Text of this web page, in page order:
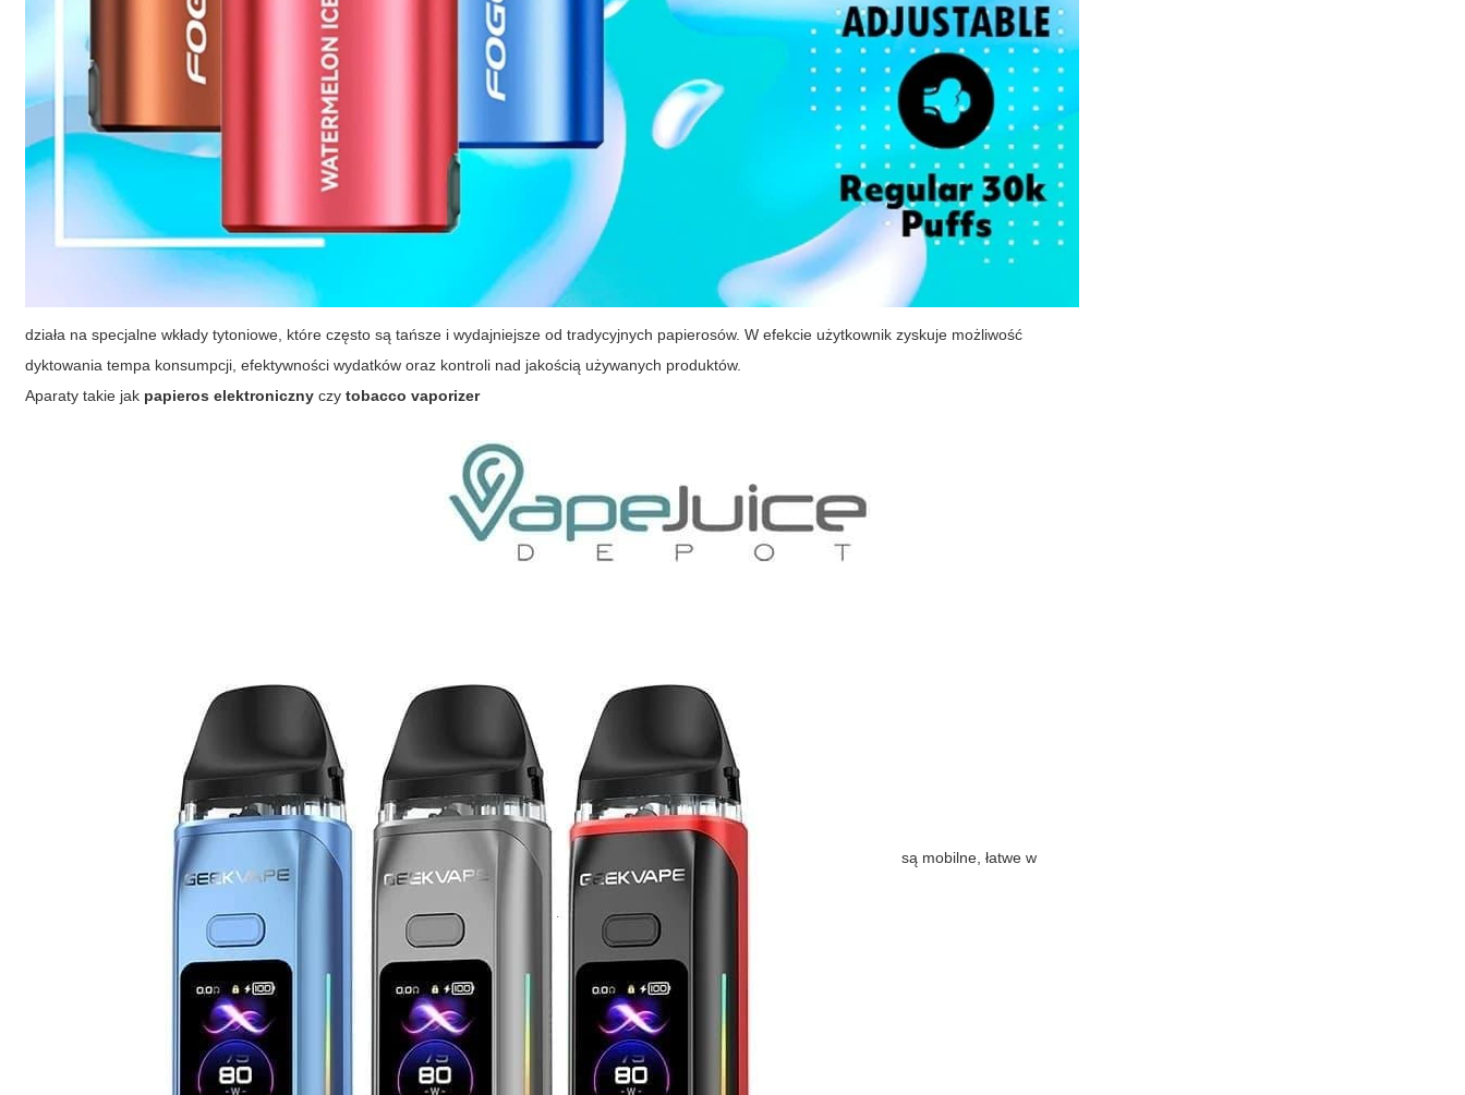
działa na specjalne wkłady tytoniowe, które często są tańsze i wydajniejsze od tradycyjnych papierosów. W efekcie użytkownik zyskuje możliwość
dyktowania tempa konsumpcji, efektywności wydatków oraz kontroli nad jakością używanych produktów.
Aparaty takie jak papieros elektroniczny czytobacco vaporizer
są mobilne, łatwe w